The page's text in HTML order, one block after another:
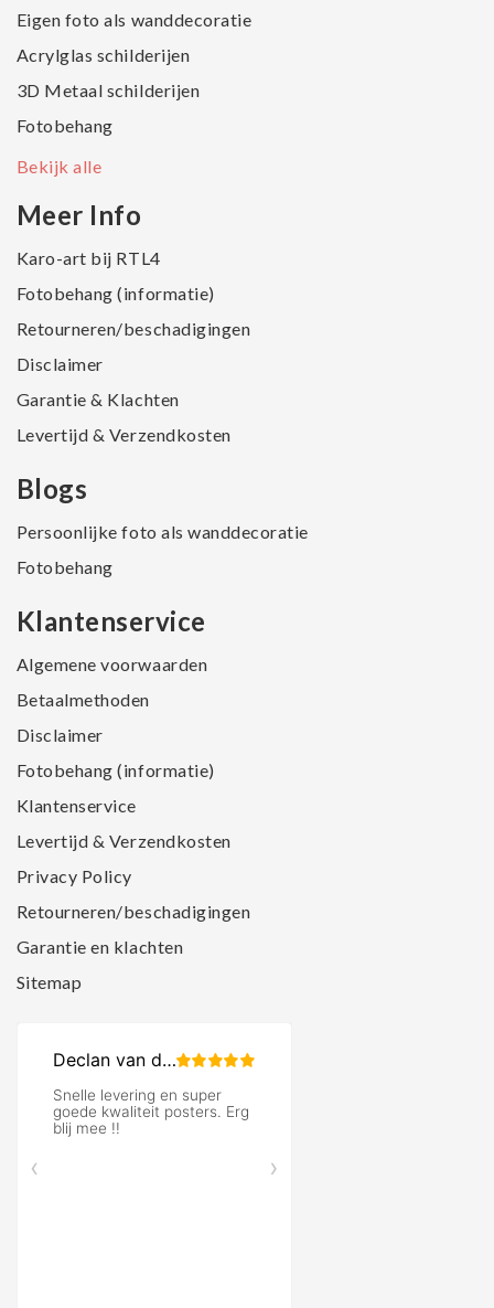
Eigen foto als wanddecoratie
Acrylglas schilderijen
3D Metaal schilderijen
Fotobehang
Bekijk alle
Meer Info
Karo-art bij RTL4
Fotobehang (informatie)
Retourneren/beschadigingen
Disclaimer
Garantie & Klachten
Levertijd & Verzendkosten
Blogs
Persoonlijke foto als wanddecoratie
Fotobehang
Klantenservice
Algemene voorwaarden
Betaalmethoden
Disclaimer
Fotobehang (informatie)
Klantenservice
Levertijd & Verzendkosten
Privacy Policy
Retourneren/beschadigingen
Garantie en klachten
Sitemap